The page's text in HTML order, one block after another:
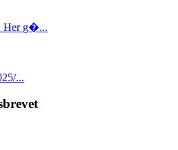
Her g�...
...